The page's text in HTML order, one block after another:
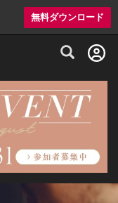
無料ダウンロード
ミアムレストラン予約